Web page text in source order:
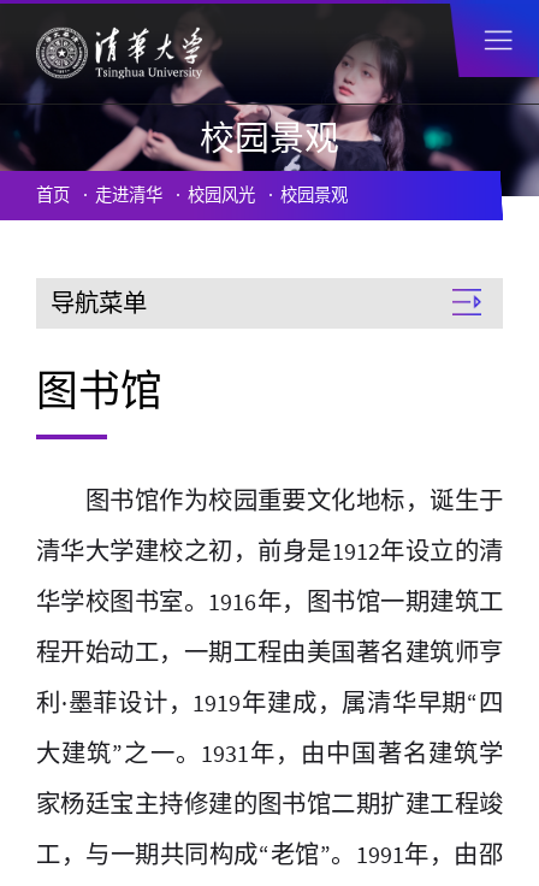
校园景观
首页 走进清华 校园风光 校园景观
导航菜单
图书馆
图书馆作为校园重要文化地标，诞生于
清华大学建校之初，前身是1912年设立的清
华学校图书室。1916年，图书馆一期建筑工
程开始动工，一期工程由美国著名建筑师亨
利·墨菲设计，1919年建成，属清华早期“四
大建筑”之一。1931年，由中国著名建筑学
家杨廷宝主持修建的图书馆二期扩建工程竣
工，与一期共同构成“老馆”。1991年，由邵